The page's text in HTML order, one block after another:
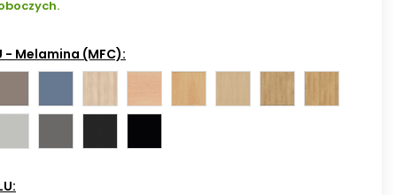
- Melamina (MFC):
Smoke NJ
Acacia
NH
Maple
MM
ML
HamiltonNZ
MS
Black
CC